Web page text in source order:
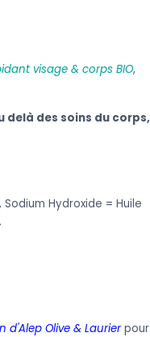
visage & corps BIO,
delà des soins du corps,
Hydroxide = Huile
d'Alep Olive & Laurierpour